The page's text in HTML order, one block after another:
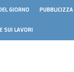
GIORNO
SUI LAVORI